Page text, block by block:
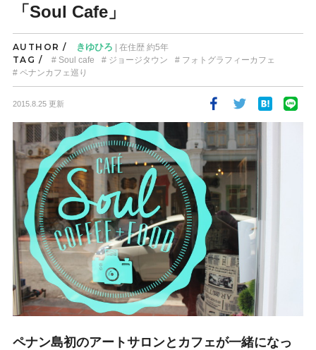
「Soul Cafe」
AUTHOR / きゆひろ | 在住歴 約5年
TAG / Soul cafe ジョージタウン
フォトグラフィーカフェ
ペナンカフェ巡り
2015.8.25 更新
ペナン島初のアートサロンとカフェが一緒になっ